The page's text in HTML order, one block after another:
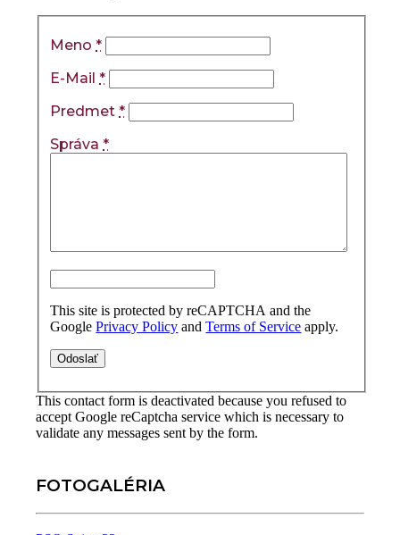
Meno*
E-Mail*
Predmet*
Správa*
This site is protected by reCAPTCHA and the
GooglePrivacy Policy andTerms of Service apply.
This contact form is deactivated because you refused to
accept Google reCaptcha service which is necessary to
validate any messages sent by the form.
FOTOGALÉRIA